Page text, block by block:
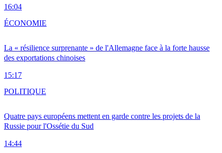
16:04
La « résilience surprenante » de l'Allemagne face à la forte hausse
des exportations chinoises
15:17
ÉCONOMIE
Quatre pays européens mettent en garde contre les projets de la
Russie pour l'Ossétie du Sud
14:44
POLITIQUE